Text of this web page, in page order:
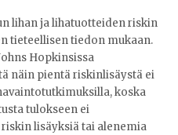
lihan ja lihatuotteiden riskin
tieteellisen tiedon mukaan.
Hopkinsissa
näin pientä riskinlisäystä ei
koska
tulokseen ei
lisäyksiä tai alenemia